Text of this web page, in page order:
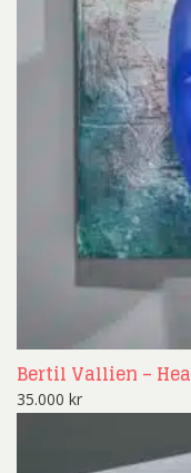
Bertil Vallien –
35.000 kr